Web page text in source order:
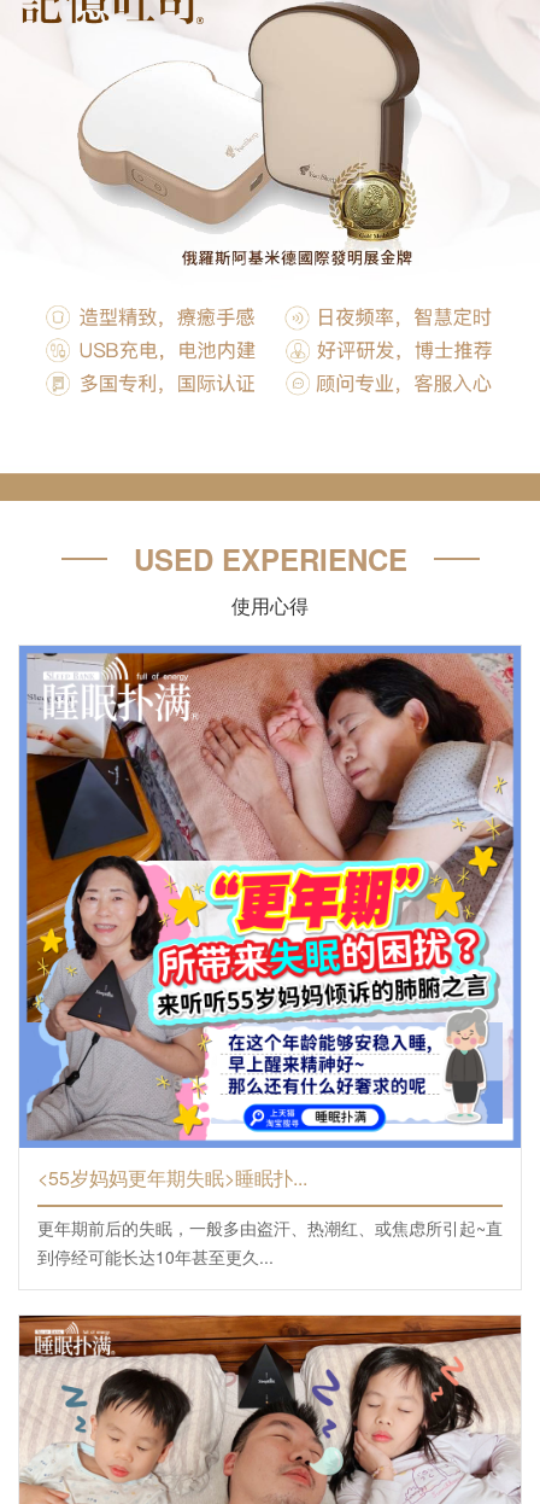
USED EXPERIENCE
使用心得
<55岁妈妈更年期失眠>睡眠扑...
更年期前后的失眠，一般多由盗汗、热潮红、或焦虑所引起~直
到停经可能长达10年甚至更久...